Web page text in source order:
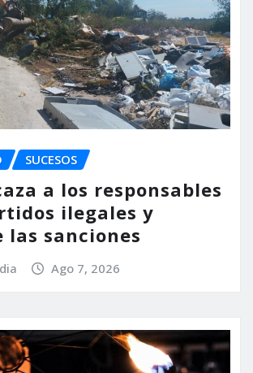
SUCESOS
a los responsables
ilegales y
las sanciones
Ago 7, 2026